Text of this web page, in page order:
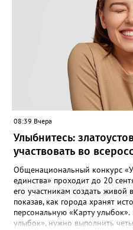
08:39 Вчера
Улыбнитесь:
участвовать во
Общенациональный конкурс
единства» проходит до 20
его участникам создать живой
показав, как города хранят
персональную «Карту
улыбок», нужно выполнить